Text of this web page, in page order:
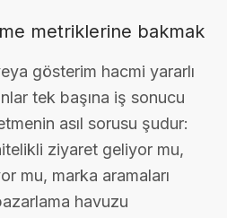
metriklerine bakmak
gösterim hacmi yararlı
tek başına iş sonucu
asıl sorusu şudur:
ziyaret geliyor mu,
mu, marka aramaları
havuzu